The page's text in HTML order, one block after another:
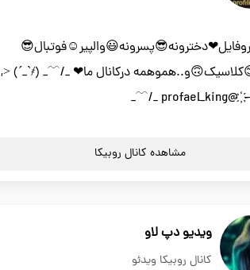
شیک😊کلاسیک🙃و..هموهمه درکانال ما❤ _/﹋_ (҂`_´) <,
︻╦╤─ ҉
مشاهده کانال روبیکا
ویدیو دپ لاو
کانال روبیکا ویدئو